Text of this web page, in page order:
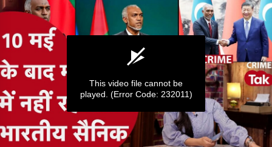
This video file cannot be
played. (Error Code: 232011)